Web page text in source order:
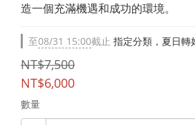
造一個充滿機遇和成功的環境。
至08/31 15:00截止 指定分類，夏日轉
NT$7,500
NT$6,000
數量